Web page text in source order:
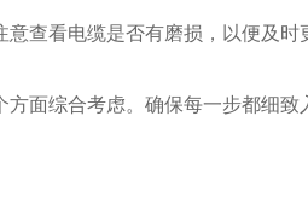
查看电缆是否有磨损，以便及时
面综合考虑。确保每一步都细致